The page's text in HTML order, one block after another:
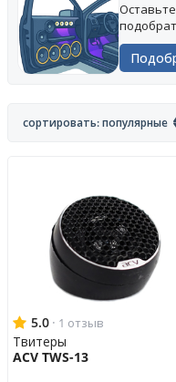
сортировать: популярные
5.0 · 1 отзыв
Твитеры
ACV TWS-13